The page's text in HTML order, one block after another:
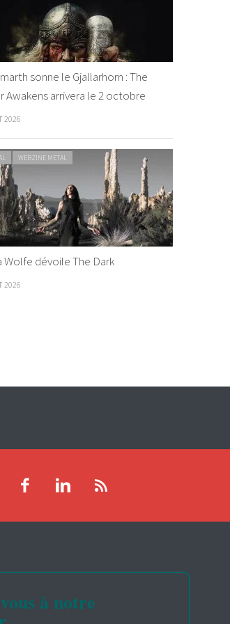
sonne le Gjallarhorn : The
Awakens arrivera le 2 octobre
2026
WEBZINE METAL
Wolfe dévoile The Dark
2026
à notre